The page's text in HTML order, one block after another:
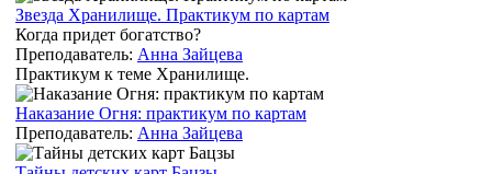
Звезда Хранилище. Практикум по картам
Когда придет богатство?
Преподаватель: Анна Зайцева
Практикум к теме Хранилище.
Наказание Огня: практикум по картам
Преподаватель: Анна Зайцева